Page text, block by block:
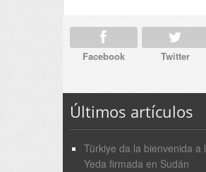
Facebook
Twitter
Últimos artículos
Türkiye da la bienvenida a
Yeda firmada en Sudán